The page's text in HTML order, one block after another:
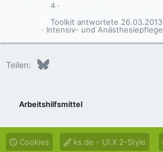
4
Intensiv- und Anästhesiepflege
26.03.2013
Toolkit
Teilen: Bluesky
Arbeitshilfsmittel
Cookies ks.de - UI.X 2-Style